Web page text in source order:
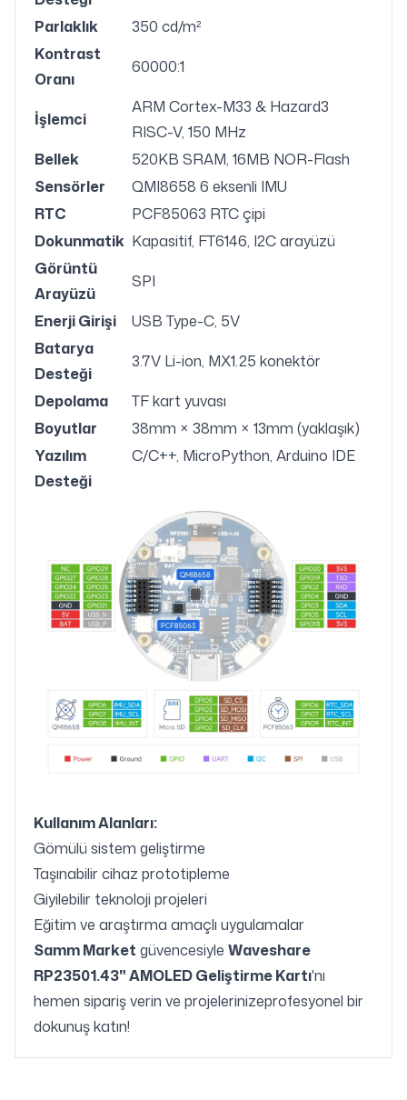
Parlaklık
350 cd/m²
Kontrast
Oranı
60000:1
İşlemci
ARM Cortex-M33 & Hazard3
RISC-V, 150 MHz
Bellek
520KB SRAM, 16MB NOR-Flash
Sensörler
QMI8658 6 eksenli IMU
RTC
PCF85063 RTC çipi
Dokunmatik Kapasitif, FT6146, I2C arayüzü
Görüntü
Arayüzü
SPI
Enerji Girişi
USB Type-C, 5V
Batarya
Desteği
3.7V Li-ion, MX1.25 konektör
Depolama
TF kart yuvası
Boyutlar
38mm × 38mm × 13mm (yaklaşık)
Yazılım
Desteği
C/C++, MicroPython, Arduino IDE
Kullanım Alanları:
Gömülü sistem geliştirme
Taşınabilir cihaz prototipleme
Giyilebilir teknoloji projeleri
Eğitim ve araştırma amaçlı uygulamalar
Samm Market güvencesiyle Waveshare
RP23501.43" AMOLED Geliştirme Kartı'nı
hemen sipariş verin ve projelerinizeprofesyonel bir
dokunuş katın!